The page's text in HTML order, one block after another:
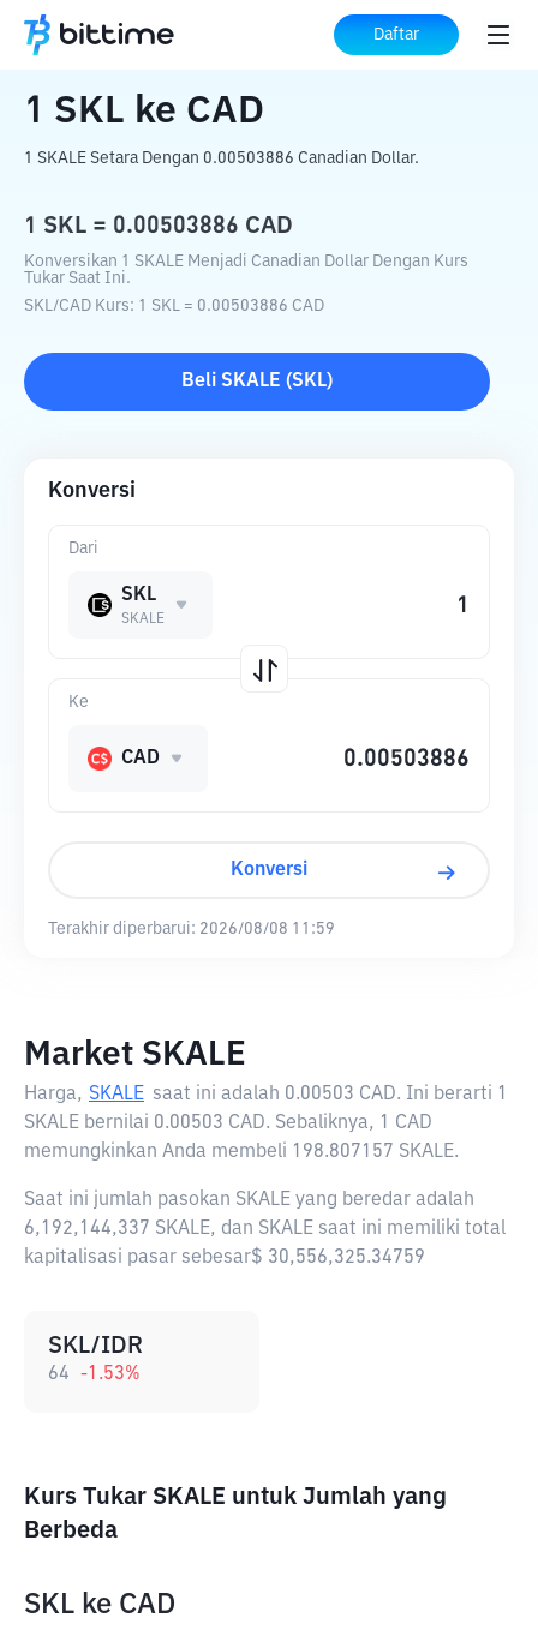
Daftar
Beranda Konverter Kripto ke CAD
1 SKL ke CAD
1 SKALE Setara Dengan 0.00503886 Canadian Dollar.
1 SKL = 0.00503886 CAD
Konversikan 1 SKALE Menjadi Canadian Dollar Dengan Kurs
Tukar Saat Ini.
SKL/CAD Kurs: 1 SKL = 0.00503886 CAD
Beli SKALE (SKL)
Konversi
Dari
SKL
SKALE
Ke
CAD
Konversi
Terakhir diperbarui: 2026/08/08 11:59
Market SKALE
Harga, SKALE saat ini adalah 0.00503 CAD. Ini berarti 1
SKALE bernilai 0.00503 CAD. Sebaliknya, 1 CAD
memungkinkan Anda membeli 198.807157 SKALE.
Saat ini jumlah pasokan SKALE yang beredar adalah
6,192,144,337 SKALE, dan SKALE saat ini memiliki total
kapitalisasi pasar sebesar$ 30,556,325.34759
SKL/IDR
64 -1.53%
Kurs Tukar SKALE untuk Jumlah yang
Berbeda
SKL ke CAD